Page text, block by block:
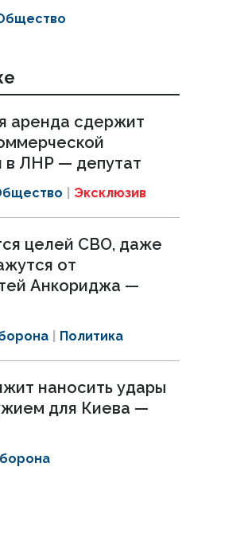
аренда сдержит
в ЛНР — депутат
Эксклюзив
целей СВО, даже
от
Анкориджа —
Политика
наносить удары
для Киева —